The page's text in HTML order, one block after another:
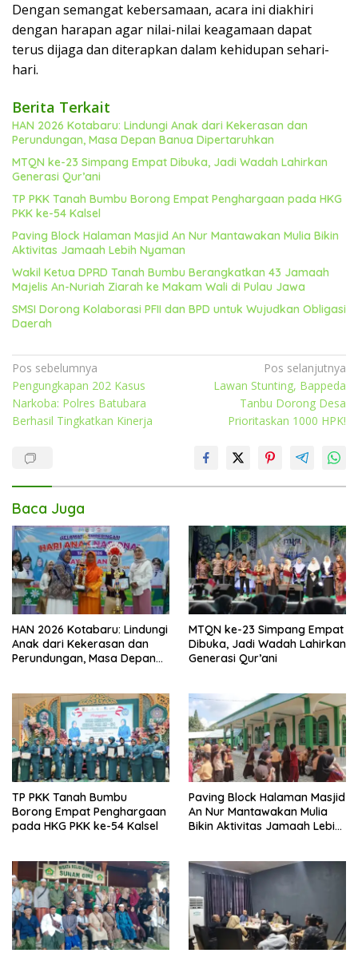
Dengan semangat kebersamaan, acara ini diakhiri
dengan harapan agar nilai-nilai keagamaan dapat
terus dijaga dan diterapkan dalam kehidupan sehari-
hari.
Berita Terkait
HAN 2026 Kotabaru: Lindungi Anak dari Kekerasan dan
Perundungan, Masa Depan Banua Dipertaruhkan
MTQN ke-23 Simpang Empat Dibuka, Jadi Wadah Lahirkan
Generasi Qur’ani
TP PKK Tanah Bumbu Borong Empat Penghargaan pada HKG
PKK ke-54 Kalsel
Paving Block Halaman Masjid An Nur Mantawakan Mulia Bikin
Aktivitas Jamaah Lebih Nyaman
Wakil Ketua DPRD Tanah Bumbu Berangkatkan 43 Jamaah
Majelis An-Nuriah Ziarah ke Makam Wali di Pulau Jawa
SMSI Dorong Kolaborasi PFII dan BPD untuk Wujudkan Obligasi
Daerah
Navigasi
pos
Pos sebelumnya
Pengungkapan 202 Kasus
Narkoba: Polres Batubara
Berhasil Tingkatkan Kinerja
Pos selanjutnya
Lawan Stunting, Bappeda
Tanbu Dorong Desa
Prioritaskan 1000 HPK!
Baca Juga
HAN 2026 Kotabaru: Lindungi
Anak dari Kekerasan dan
Perundungan, Masa Depan
MTQN ke-23 Simpang Empat
Dibuka, Jadi Wadah Lahirkan
Generasi Qur’ani
TP PKK Tanah Bumbu
Borong Empat Penghargaan
pada HKG PKK ke-54 Kalsel
Paving Block Halaman Masjid
An Nur Mantawakan Mulia
Bikin Aktivitas Jamaah Lebih